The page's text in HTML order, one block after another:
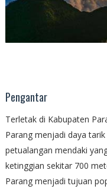
Pengantar
Terletak di Kabupaten
Parang menjadi daya
petualangan mendaki
ketinggian sekitar 700
Parang menjadi tujuan